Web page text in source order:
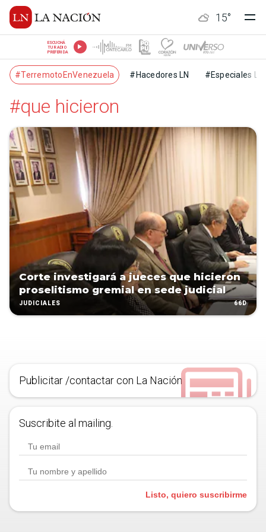
15°
ESCUCHÁ
TU RADIO
PREFERIDA
#TerremotoEnVenezuela #Hacedores LN #Especiales LN
#que hicieron
Corte investigará a jueces que hicieron
proselitismo gremial en sede judicial
JUDICIALES 66D
Publicitar /contactar con La Nación
Suscribite al mailing.
Listo, quiero suscribirme